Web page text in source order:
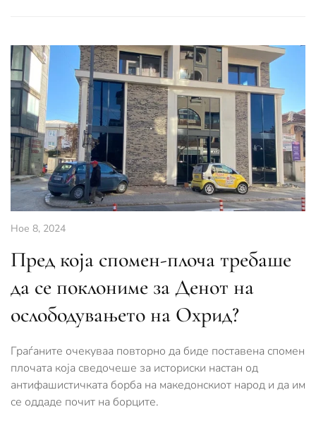
Ное 8, 2024
Пред која спомен-плоча требаше
да се поклониме за Денот на
ослободувањето на Охрид?
Граѓаните очекуваа повторно да биде поставена спомен
плочата која сведочеше за историски настан од
антифашистичката борба на македонскиот народ и да им
се оддаде почит на борците.